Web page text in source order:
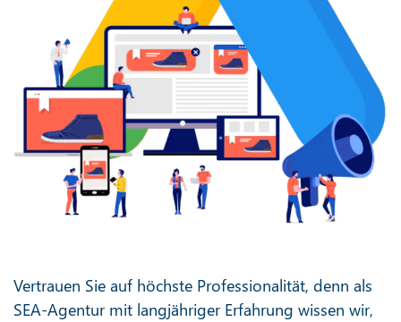
Vertrauen Sie auf höchste Professionalität, denn als
SEA-Agentur mit langjähriger Erfahrung wissen wir,